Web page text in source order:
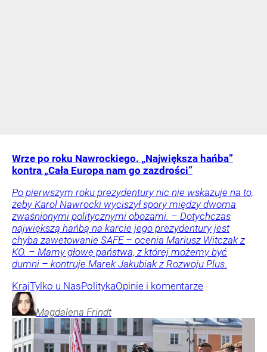
Wrze po roku Nawrockiego. „Największa hańba”
kontra „Cała Europa nam go zazdrości”
Po pierwszym roku prezydentury nic nie wskazuje na to,
żeby Karol Nawrocki wyciszył spory między dwoma
zwaśnionymi politycznymi obozami. – Dotychczas
największą hańbą na karcie jego prezydentury jest
chyba zawetowanie SAFE – ocenia Mariusz Witczak z
KO. – Mamy głowę państwa, z której możemy być
dumni – kontruje Marek Jakubiak z Rozwoju Plus.
KrajTylko u NasPolitykaOpinie i komentarze
Magdalena Frindt